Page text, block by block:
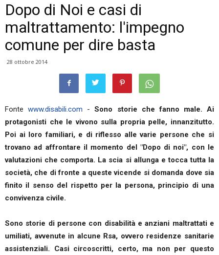
Dopo di Noi e casi di
maltrattamento: l'impegno
comune per dire basta
28 ottobre 2014
Fontewww.disabili.com -Sono storie che fanno male. Ai
protagonisti che le vivono sulla propria pelle, innanzitutto.
Poi ai loro familiari, e di riflesso alle varie persone che si
trovano ad affrontare il momento del "Dopo di noi", con le
valutazioni che comporta. La scia si allunga e tocca tutta la
società, che di fronte a queste vicende si domanda dove sia
finito il senso del rispetto per la persona, principio di una
convivenza civile.
Sono storie di persone con disabilità e anziani maltrattati e
umiliati, avvenute in alcune Rsa, ovvero residenze sanitarie
assistenziali. Casi circoscritti, certo, ma non per questo